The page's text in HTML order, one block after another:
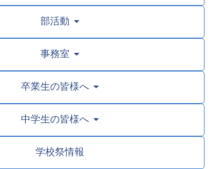
部活動
事務室
卒業生の皆様へ
中学生の皆様へ
学校祭情報